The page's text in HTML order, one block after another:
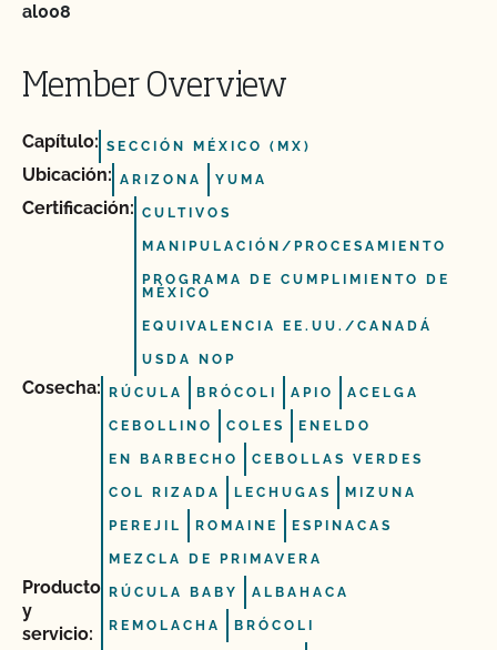
al008
Member Overview
Capítulo: SECCIÓN MÉXICO (MX)
Ubicación: ARIZONA YUMA
Certificación: CULTIVOS
MANIPULACIÓN/PROCESAMIENTO
PROGRAMA DE CUMPLIMIENTO DE
MÉXICO
EQUIVALENCIA EE.UU./CANADÁ
USDA NOP
Cosecha: RÚCULA BRÓCOLI APIO ACELGA
CEBOLLINO COLES ENELDO
EN BARBECHO CEBOLLAS VERDES
COL RIZADA LECHUGAS MIZUNA
PEREJIL ROMAINE ESPINACAS
MEZCLA DE PRIMAVERA
Producto
y
servicio:
RÚCULA BABY ALBAHACA
REMOLACHA BRÓCOLI